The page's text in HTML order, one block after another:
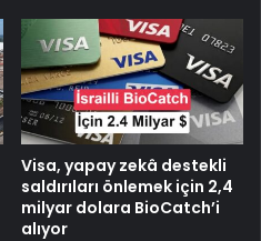
Visa, yapay zekâ destekli
saldırıları önlemek için 2,4
milyar dolara BioCatch’i
alıyor